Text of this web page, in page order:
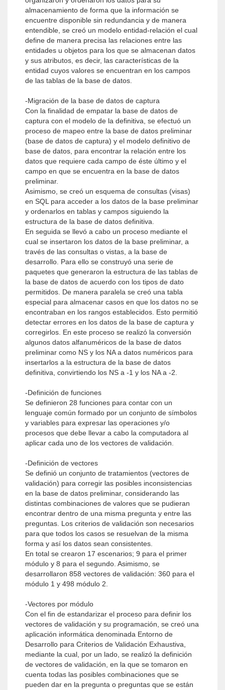
almacenamiento de forma que la información se
encuentre disponible sin redundancia y de manera
entendible, se creó un modelo entidad-relación el cual
define de manera precisa las relaciones entre las
entidades u objetos para los que se almacenan datos
y sus atributos, es decir, las características de la
entidad cuyos valores se encuentran en los campos
de las tablas de la base de datos.
-Migración de la base de datos de captura
Con la finalidad de empatar la base de datos de
captura con el modelo de la definitiva, se efectuó un
proceso de mapeo entre la base de datos preliminar
(base de datos de captura) y el modelo definitivo de
base de datos, para encontrar la relación entre los
datos que requiere cada campo de éste último y el
campo en que se encuentra en la base de datos
preliminar.
Asimismo, se creó un esquema de consultas (visas)
en SQL para acceder a los datos de la base preliminar
y ordenarlos en tablas y campos siguiendo la
estructura de la base de datos definitiva.
En seguida se llevó a cabo un proceso mediante el
cual se insertaron los datos de la base preliminar, a
través de las consultas o vistas, a la base de
desarrollo. Para ello se construyó una serie de
paquetes que generaron la estructura de las tablas de
la base de datos de acuerdo con los tipos de dato
permitidos. De manera paralela se creó una tabla
especial para almacenar casos en que los datos no se
encontraban en los rangos establecidos. Esto permitió
detectar errores en los datos de la base de captura y
corregirlos. En este proceso se realizó la conversión
algunos datos alfanuméricos de la base de datos
preliminar como NS y los NA a datos numéricos para
insertarlos a la estructura de la base de datos
definitiva, convirtiendo los NS a -1 y los NA a -2.
-Definición de funciones
Se definieron 28 funciones para contar con un
lenguaje común formado por un conjunto de símbolos
y variables para expresar las operaciones y/o
procesos que debe llevar a cabo la computadora al
aplicar cada uno de los vectores de validación.
-Definición de vectores
Se definió un conjunto de tratamientos (vectores de
validación) para corregir las posibles inconsistencias
en la base de datos preliminar, considerando las
distintas combinaciones de valores que se pudieran
encontrar dentro de una misma pregunta y entre las
preguntas. Los criterios de validación son necesarios
para que todos los casos se resuelvan de la misma
forma y así los datos sean consistentes.
En total se crearon 17 escenarios; 9 para el primer
módulo y 8 para el segundo. Asimismo, se
desarrollaron 858 vectores de validación: 360 para el
módulo 1 y 498 módulo 2.
-Vectores por módulo
Con el fin de estandarizar el proceso para definir los
vectores de validación y su programación, se creó una
aplicación informática denominada Entorno de
Desarrollo para Criterios de Validación Exhaustiva,
mediante la cual, por un lado, se realizó la definición
de vectores de validación, en la que se tomaron en
cuenta todas las posibles combinaciones que se
pueden dar en la pregunta o preguntas que se están